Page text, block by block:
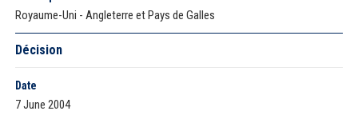
Royaume-Uni - Angleterre et Pays de Galles
Décision
Date
7 June 2004